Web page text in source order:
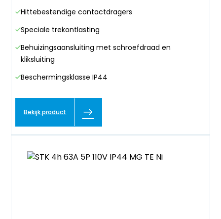
Hittebestendige contactdragers
Speciale trekontlasting
Behuizingsaansluiting met schroefdraad en
kliksluiting
Beschermingsklasse IP44
Bekijk product